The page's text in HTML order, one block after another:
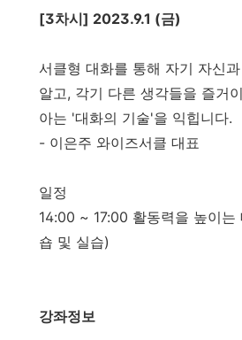
[3차시] 2023.9.1 (금)
서클형 대화를 통해 자기 자신
알고, 각기 다른 생각들을 즐거
아는 '대화의 기술'을 익힙니다.
- 이은주 와이즈서클 대표
일정
14:00 ~ 17:00 활동력을 높이는
숍 및 실습)
강좌정보